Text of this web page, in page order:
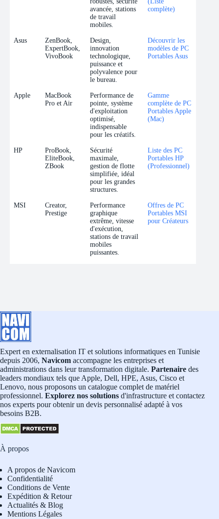
avancée, stations
de travail
mobiles.
complète)
Asus
ZenBook,
ExpertBook,
VivoBook
Design,
innovation
technologique,
puissance et
polyvalence pour
le bureau.
Découvrir les
modèles de PC
Portables Asus
Apple
MacBook
Pro et Air
Performance de
pointe, système
d'exploitation
optimisé,
indispensable
pour les créatifs.
Gamme
complète de PC
Portables Apple
(Mac)
HP
ProBook,
EliteBook,
ZBook
Sécurité
maximale,
gestion de flotte
simplifiée, idéal
pour les grandes
structures.
Liste des PC
Portables HP
(Professionnel)
MSI
Creator,
Prestige
Performance
graphique
extrême, vitesse
d'exécution,
stations de travail
mobiles
puissantes.
Offres de PC
Portables MSI
pour Créateurs
Expert en externalisation IT et solutions informatiques en Tunisie
depuis 2006, Navicom accompagne les entreprises et
administrations dans leur transformation digitale. Partenaire des
leaders mondiaux tels que Apple, Dell, HPE, Asus, Cisco et
Lenovo, nous proposons un catalogue complet de matériel
professionnel. Explorez nos solutions d'infrastructure et contactez
nos experts pour obtenir un devis personnalisé adapté à vos
besoins B2B.
À propos
A propos de Navicom
Confidentialité
Conditions de Vente
Expédition & Retour
Actualités & Blog
Mentions Légales